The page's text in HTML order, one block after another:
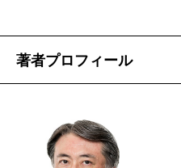
する国内において、ときに
た場合には、強い反発を引
まぐさい内乱や革命は、君
著者プロフィール